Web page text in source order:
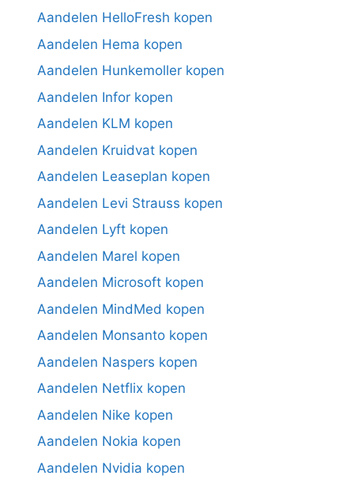
Aandelen HelloFresh kopen
Aandelen Hema kopen
Aandelen Hunkemoller kopen
Aandelen Infor kopen
Aandelen KLM kopen
Aandelen Kruidvat kopen
Aandelen Leaseplan kopen
Aandelen Levi Strauss kopen
Aandelen Lyft kopen
Aandelen Marel kopen
Aandelen Microsoft kopen
Aandelen MindMed kopen
Aandelen Monsanto kopen
Aandelen Naspers kopen
Aandelen Netflix kopen
Aandelen Nike kopen
Aandelen Nokia kopen
Aandelen Nvidia kopen